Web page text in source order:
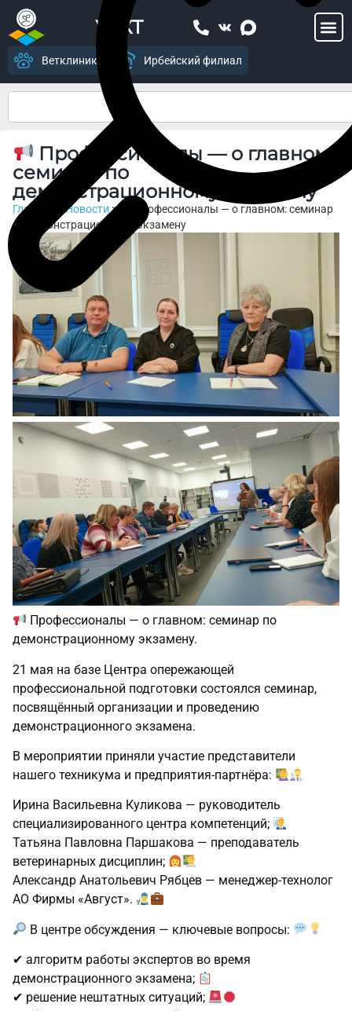
УСХТ
Ветклиника Ирбейский филиал
Профессионалы — о главном:
семинар по
демонстрационному экзамену
Главная Новости>
Профессионалы — о главном: семинар
по демонстрационному экзамену
Профессионалы — о главном: семинар по
демонстрационному экзамену.
21 мая на базе Центра опережающей
профессиональной подготовки состоялся семинар,
посвящённый организации и проведению
демонстрационного экзамена.
В мероприятии приняли участие представители
нашего техникума и предприятия‑партнёра:
Ирина Васильевна Куликова — руководитель
специализированного центра компетенций;
Татьяна Павловна Паршакова — преподаватель
ветеринарных дисциплин;
Александр Анатольевич Рябцев — менеджер‑технолог
АО Фирмы «Август».
В центре обсуждения — ключевые вопросы:
✔ алгоритм работы экспертов во время
демонстрационного экзамена;
✔ решение нештатных ситуаций;